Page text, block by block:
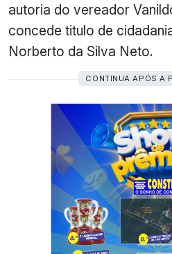
autoria do vereador
concede titulo de
Norberto da Silva Neto.
CONTINUA APÓS A